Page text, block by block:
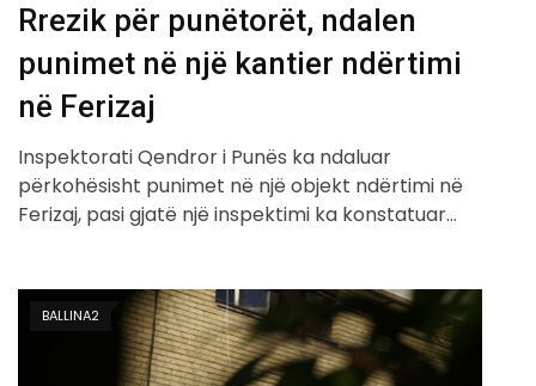
Rrezik për punëtorët, ndalen
punimet në një kantier ndërtimi
në Ferizaj
Inspektorati Qendror i Punës ka ndaluar
përkohësisht punimet në një objekt ndërtimi në
Ferizaj, pasi gjatë një inspektimi ka konstatuar…
BALLINA2